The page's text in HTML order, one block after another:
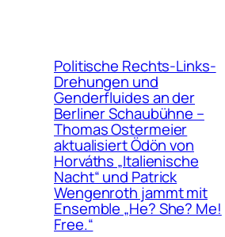
Politische Rechts-Links-
Drehungen und
Genderfluides an der
Berliner Schaubühne –
Thomas Ostermeier
aktualisiert Ödön von
Horváths „Italienische
Nacht“ und Patrick
Wengenroth jammt mit
Ensemble „He? She? Me!
Free.“